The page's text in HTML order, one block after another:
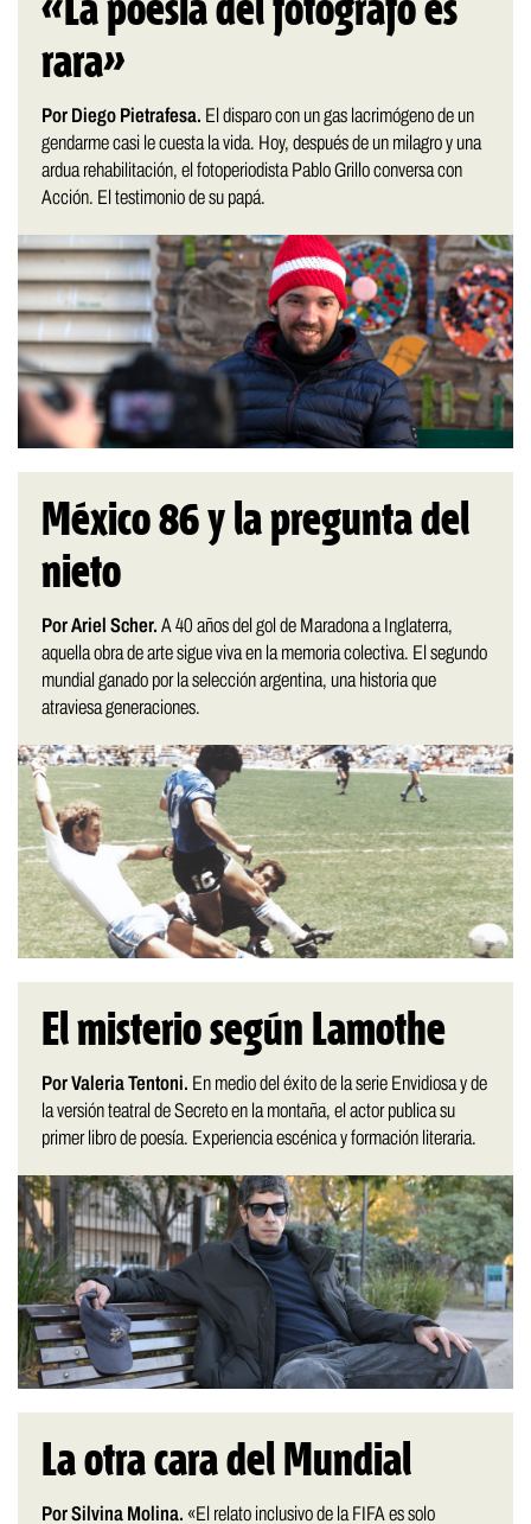
«La poesía del fotógrafo es
rara»
Por Diego Pietrafesa. El disparo con un gas lacrimógeno de un
gendarme casi le cuesta la vida. Hoy, después de un milagro y una
ardua rehabilitación, el fotoperiodista Pablo Grillo conversa con
Acción. El testimonio de su papá.
México 86 y la pregunta del
nieto
Por Ariel Scher. A 40 años del gol de Maradona a Inglaterra,
aquella obra de arte sigue viva en la memoria colectiva. El segundo
mundial ganado por la selección argentina, una historia que
atraviesa generaciones.
El misterio según Lamothe
Por Valeria Tentoni. En medio del éxito de la serie Envidiosa y de
la versión teatral de Secreto en la montaña, el actor publica su
primer libro de poesía. Experiencia escénica y formación literaria.
La otra cara del Mundial
Por Silvina Molina. «El relato inclusivo de la FIFA es solo